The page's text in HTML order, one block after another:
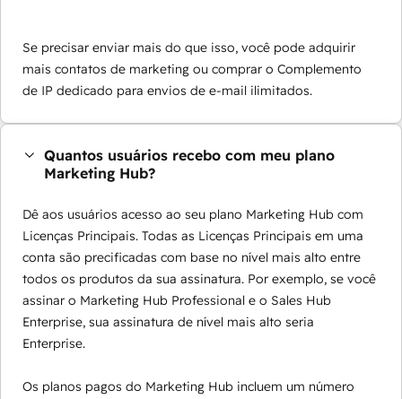
Se precisar enviar mais do que isso, você pode adquirir
mais contatos de marketing ou comprar o Complemento
de IP dedicado para envios de e-mail ilimitados.
Quantos usuários recebo com meu plano
Marketing Hub?
Dê aos usuários acesso ao seu plano Marketing Hub com
Licenças Principais. Todas as Licenças Principais em uma
conta são precificadas com base no nível mais alto entre
todos os produtos da sua assinatura. Por exemplo, se você
assinar o Marketing Hub Professional e o Sales Hub
Enterprise, sua assinatura de nível mais alto seria
Enterprise.
Os planos pagos do Marketing Hub incluem um número